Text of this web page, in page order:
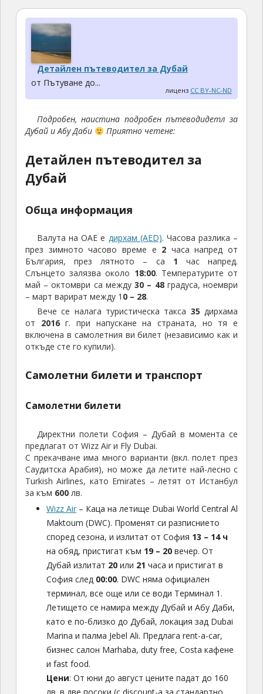
Детайлен пътеводител за Дубай
от Пътуване до...
лиценз CC BY-NC-ND
Подробен, наистина подробен пътеводидетл за
Дубай и Абу Даби
Приятно четене:
Детайлен пътеводител за
Дубай
Обща информация
Валута на ОАЕ е дирхам (AED). Часова разлика –
през зимното часово време е 2 часа напред от
България, през лятното – са 1 час напред.
Слънцето залязва около 18:00. Температурите от
май – октомври са между30 – 48градуса, ноември
– март варират между 1 0 – 28.
Вече се налага туристическа такса 35 дирхама
от 2016г. при напускане на страната, но тя е
включена в самолетния ви билет (независимо как и
откъде сте го купили).
Самолетни билети и транспорт
Самолетни билети
Директни полети София – Дубай в момента се
предлагат от Wizz Air и Fly Dubai.
С прекачване има много варианти (вкл. полет през
Саудитска Арабия), но може да летите най-лесно с
Turkish Airlines, като Emirates – летят от Истанбул
за към 600лв.
Wizz Air– Каца на летище Dubai World Central Al
Maktoum (DWC). Променят си разписнието
според сезона, и излитат от София 13 – 14 ч
на обяд, пристигат към 19 – 20вечер. От
Дубай излитат 20или 21 часа и пристигат в
София след 00:00. DWC няма официален
терминал, все още или се води Терминал 1.
Летището се намира между Дубай и Абу Даби,
като е по-близко до Дубай, локация зад Dubai
Marina и палма Jebel Ali. Предлага rent-a-car,
бизнес салон Marhaba, duty free, Costa кафене
и fast food.
Цени: От юни до август цените падат до 160